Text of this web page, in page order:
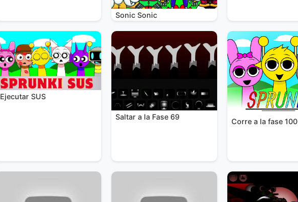
Sonic Sonic
Ejecutar SUS
Saltar a la Fase 69
Corre a la fase 100